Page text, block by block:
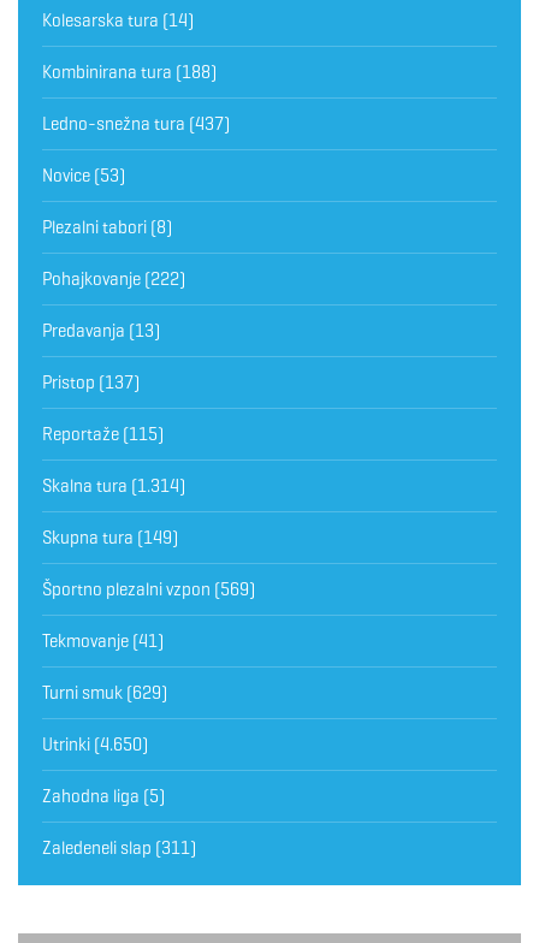
Kolesarska tura (14)
Kombinirana tura (188)
Ledno-snežna tura (437)
Novice (53)
Plezalni tabori (8)
Pohajkovanje (222)
Predavanja (13)
Pristop (137)
Reportaže (115)
Skalna tura (1.314)
Skupna tura (149)
Športno plezalni vzpon (569)
Tekmovanje (41)
Turni smuk (629)
Utrinki (4.650)
Zahodna liga (5)
Zaledeneli slap (311)